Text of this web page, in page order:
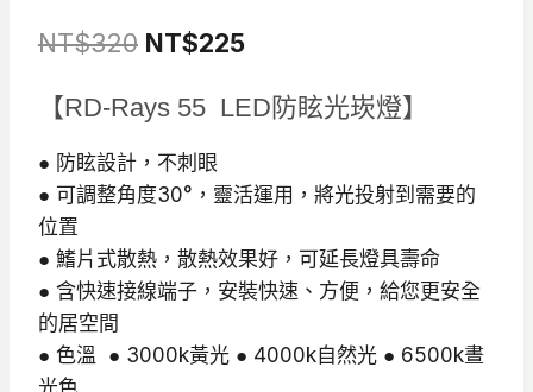
NT$320 原
價
格：
NT$320。
NT$225目
價
NT$225。
【RD-Rays 55 LED防眩光崁燈】
● 防眩設計，不刺眼
● 可調整角度30°，靈活運用，將光投射到需要的
位置
● 鰭片式散熱，散熱效果好，可延長燈具壽命
● 含快速接線端子，安裝快速、方便，給您更安全
的居空間
● 色溫 ● 3000k黃光 ● 4000k自然光 ● 6500k晝